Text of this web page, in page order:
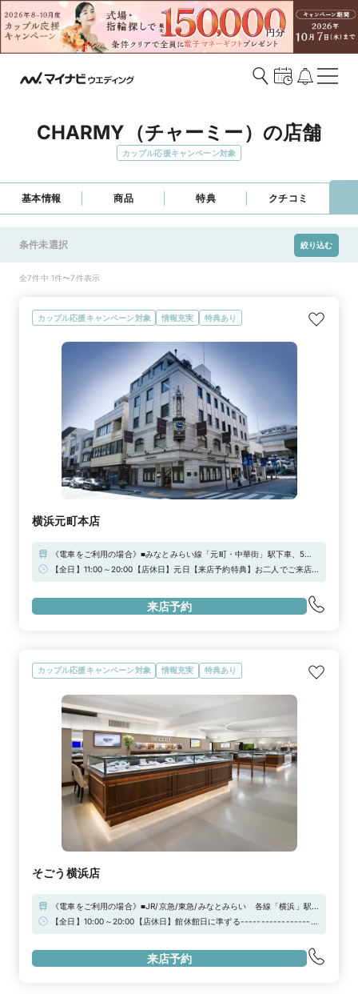
CHARMY（チャーミー）の店舗
カップル応援キャンペーン対象
基本情報 商品 特典 クチコミ
条件未選択 絞り込む
全7件中 1件〜7件表示
カップル応援キャンペーン対象 情報充実 特典あり
横浜元町本店
《電車をご利用の場合》■みなとみらい線「元町・中華街」駅下車、5番
出口より徒歩5分■JR京浜東北線「石川町（元町・中華街）」駅下車、元
す。詳しくはこちらをご覧ください。
https://www.motomachi.or.jp/access/
【全日】11:00～20:00【店休日】元日【来店予約特典】お二人でご来店
ブライダルクレジット（無金利分割最大60回払いまで利用可能）のご相
談も是非お気軽に。(一部店舗を除く)
来店予約
カップル応援キャンペーン対象 情報充実 特典あり
そごう横浜店
《電車をご利用の場合》■JR/京急/東急/みなとみらい 各線「横浜」駅
東口徒歩3分※横浜駅東口よりポルタ地下街中央通路を直進してくださ
車場含む）をご利用いただけます。
【全日】10:00～20:00【店休日】館休館日に準ずる-------------------
相談だけでも承っております。お気軽にご来店ください！
来店予約